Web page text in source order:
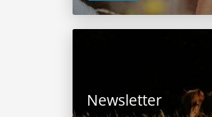
Newsletter